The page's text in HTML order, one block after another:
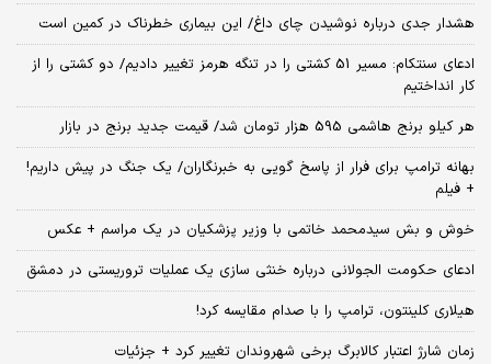
هشدار جدی درباره نوشیدن چای داغ/ این بیماری خطرناک در کمین است
ادعای سنتکام: مسیر 51 کشتی را در تنگه هرمز تغییر دادیم/ دو کشتی را از
کار انداختیم
هر کیلو برنج هاشمی 595 هزار تومان شد/ قیمت جدید برنج در بازار
بهانه ترامپ برای فرار از پاسخ گویی به خبرنگاران/ یک جنگ در پیش داریم!
+ فیلم
خوش و بش سیدمحمد خاتمی با وزیر پزشکیان در یک مراسم + عکس
ادعای حکومت الجولانی درباره خنثی سازی یک عملیات تروریستی در دمشق
هیلاری کلینتون، ترامپ را با صدام مقایسه کرد!
زمان شارژ اعتبار کالابرگ برخی شهروندان تغییر کرد + جزئیات